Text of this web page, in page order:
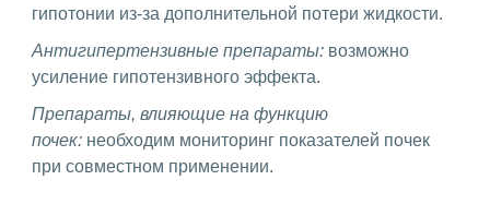
гипотонии из-за дополнительной потери жидкости.
Антигипертензивные препараты: возможно
усиление гипотензивного эффекта.
Препараты, влияющие на функцию
почек: необходим мониторинг показателей почек
при совместном применении.